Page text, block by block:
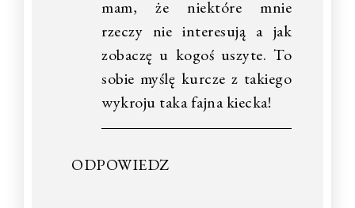
mam, że niektóre mnie
rzeczy nie interesują a jak
zobaczę u kogoś uszyte. To
sobie myślę kurcze z takiego
wykroju taka fajna kiecka!
ODPOWIEDZ